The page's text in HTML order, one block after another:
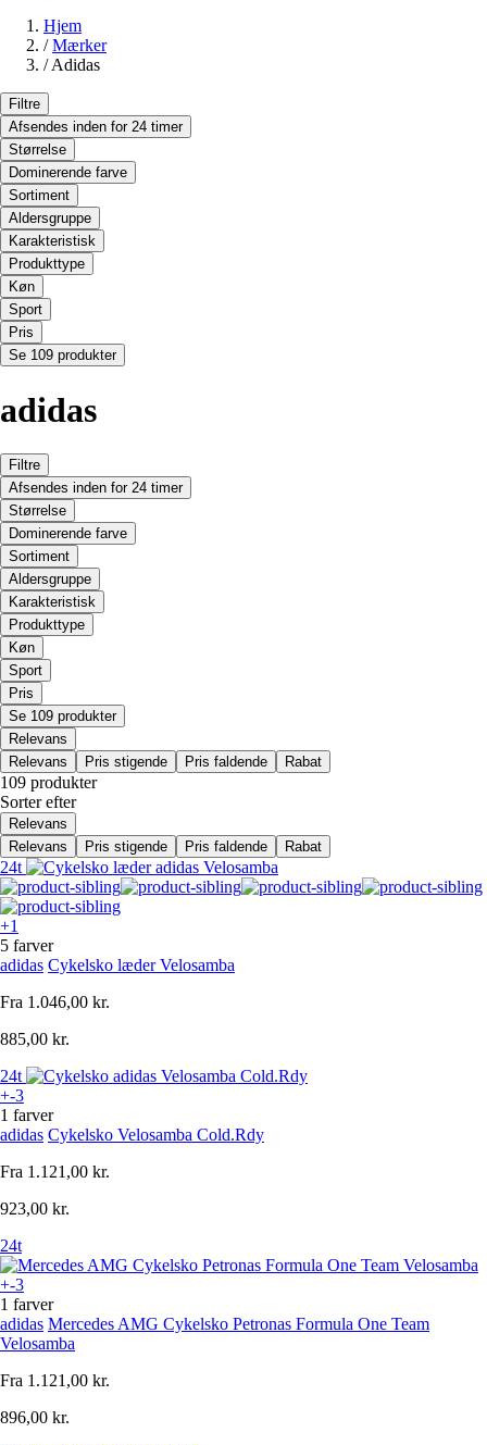
Hjem
/ Mærker
/ Adidas
Filtre
Afsendes inden for 24 timer
Størrelse
Dominerende farve
Sortiment
Aldersgruppe
Karakteristisk
Produkttype
Køn
Sport
Pris
Se 109 produkter
adidas
Filtre
Afsendes inden for 24 timer
Størrelse
Dominerende farve
Sortiment
Aldersgruppe
Karakteristisk
Produkttype
Køn
Sport
Pris
Se 109 produkter
Relevans
Relevans
Pris stigende Pris faldende Rabat
109 produkter
Sorter efter
Relevans
Relevans
Pris stigende Pris faldende Rabat
24t
+1
5 farver
adidas Cykelsko læder Velosamba
Fra 1.046,00 kr.
885,00 kr.
24t
+-3
1 farver
adidas Cykelsko Velosamba Cold.Rdy
Fra 1.121,00 kr.
923,00 kr.
24t
+-3
1 farver
adidas Mercedes AMG Cykelsko Petronas Formula One Team
Velosamba
Fra 1.121,00 kr.
896,00 kr.